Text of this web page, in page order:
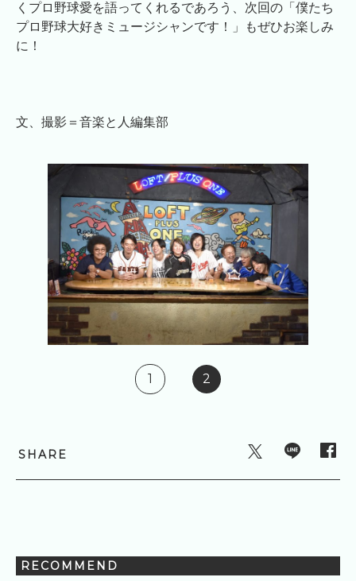
くプロ野球愛を語ってくれるであろう、次回の「僕たち
プロ野球大好きミュージシャンです！」もぜひお楽しみ
に！
文、撮影＝音楽と人編集部
1 2
SHARE
RECOMMEND